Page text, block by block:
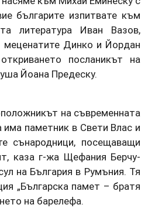
българите изпитвате към
литература Иван Вазов,
меценатите Динко и Йордан
посланикът на
Йоана Предеску.
на съвременната
има паметник в Свети Влас и
сънародници, посещаващи
каза г-жа Щефания Берчу-
на България в Румъния. Тя
„Българска памет – братя
на барелефа.